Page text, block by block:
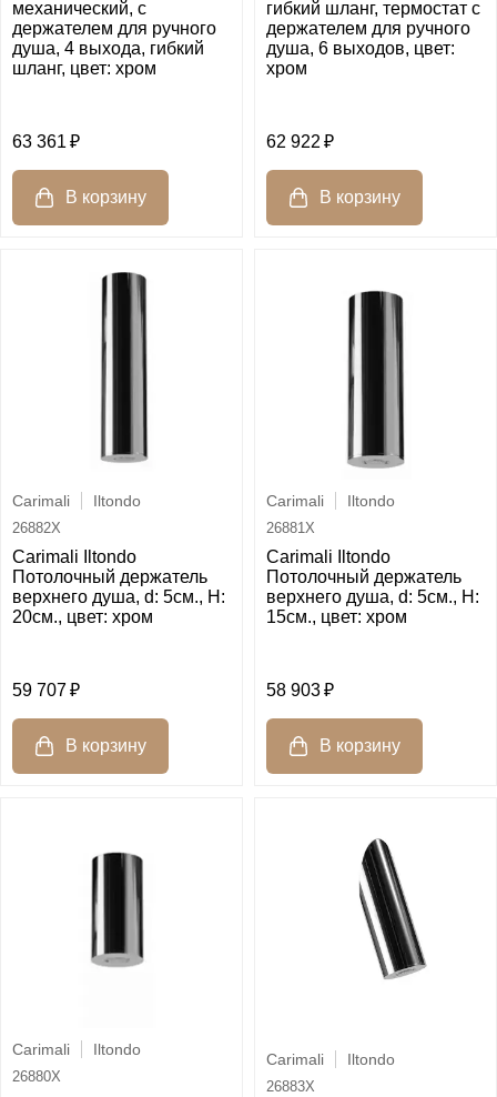
механический, c
держателем для ручного
душа, 4 выхода, гибкий
шланг, цвет: хром
63 361
гибкий шланг, термостат c
держателем для ручного
душа, 6 выходов, цвет:
хром
62 922
Carimali Iltondo
26882X
Carimali Iltondo
Потолочный держатель
верхнего душа, d: 5см., H:
20см., цвет: хром
59 707
Carimali Iltondo
26881X
Carimali Iltondo
Потолочный держатель
верхнего душа, d: 5см., H:
15см., цвет: хром
58 903
Carimali Iltondo
26880X
Carimali Iltondo
26883X